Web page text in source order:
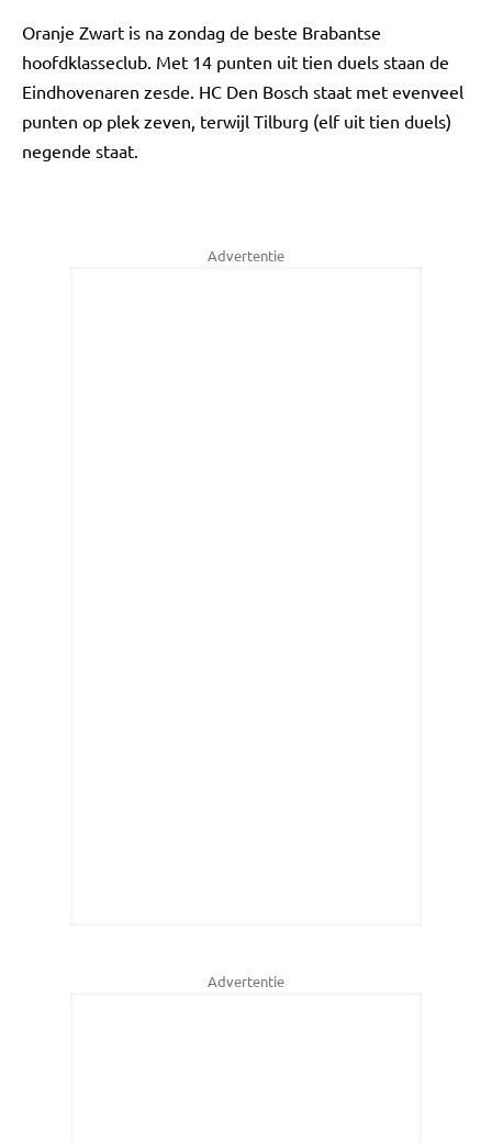
Oranje Zwart is na zondag de beste Brabantse
hoofdklasseclub. Met 14 punten uit tien duels staan de
Eindhovenaren zesde. HC Den Bosch staat met evenveel
punten op plek zeven, terwijl Tilburg (elf uit tien duels)
negende staat.
Advertentie
Advertentie